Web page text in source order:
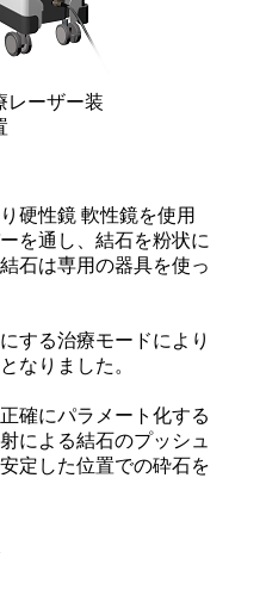
レーザー装
硬性鏡 軟性鏡を使用
を通し、結石を粉状に
石は専用の器具を使っ
する治療モードにより
なりました。
確にパラメート化する
による結石のプッシュ
定した位置での砕石を